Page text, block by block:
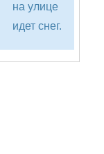
на улице
идет снег.